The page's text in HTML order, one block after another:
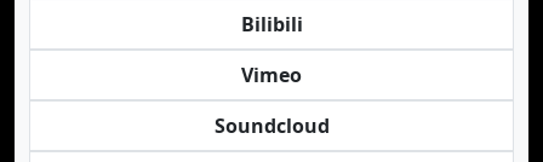
Bilibili
Vimeo
Soundcloud